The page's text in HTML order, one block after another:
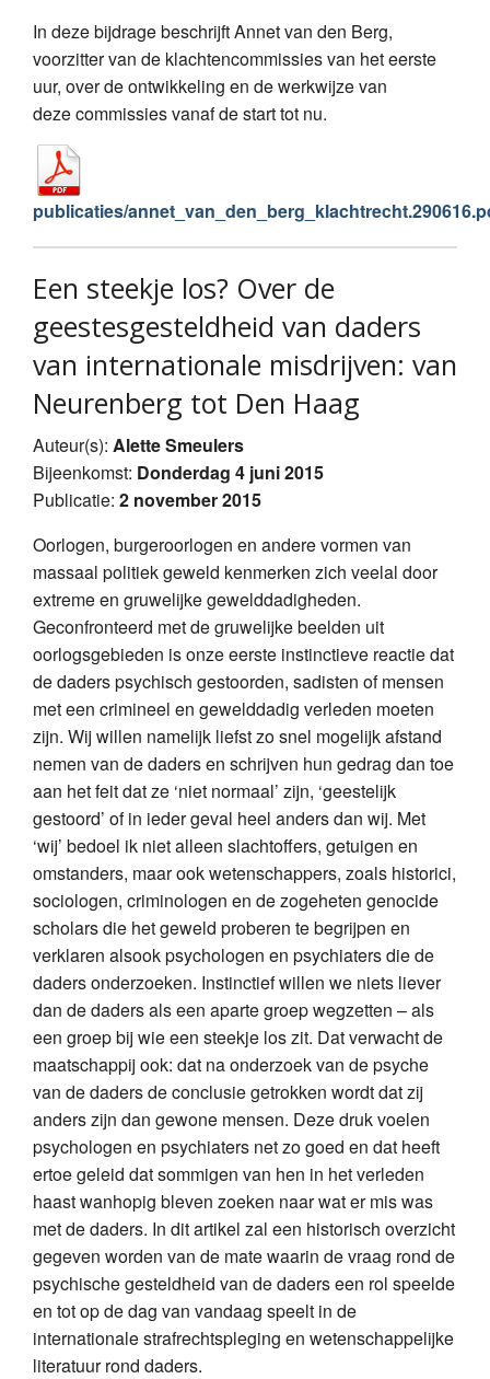
In deze bijdrage beschrijft Annet van den Berg,
voorzitter van de klachtencommissies van het eerste
uur, over de ontwikkeling en de werkwijze van
deze commissies vanaf de start tot nu.
publicaties/
Een steekje los? Over de
geestesgesteldheid van daders
van internationale misdrijven: van
Neurenberg tot Den Haag
Auteur(s): Alette Smeulers
Bijeenkomst: Donderdag 4 juni 2015
Publicatie: 2 november 2015
Oorlogen, burgeroorlogen en andere vormen van
massaal politiek geweld kenmerken zich veelal door
extreme en gruwelijke gewelddadigheden.
Geconfronteerd met de gruwelijke beelden uit
oorlogsgebieden is onze eerste instinctieve reactie dat
de daders psychisch gestoorden, sadisten of mensen
met een crimineel en gewelddadig verleden moeten
zijn. Wij willen namelijk liefst zo snel mogelijk afstand
nemen van de daders en schrijven hun gedrag dan toe
aan het feit dat ze ‘niet normaal’ zijn, ‘geestelijk
gestoord’ of in ieder geval heel anders dan wij. Met
‘wij’ bedoel ik niet alleen slachtoffers, getuigen en
omstanders, maar ook wetenschappers, zoals historici,
sociologen, criminologen en de zogeheten genocide
scholars die het geweld proberen te begrijpen en
verklaren alsook psychologen en psychiaters die de
daders onderzoeken. Instinctief willen we niets liever
dan de daders als een aparte groep wegzetten – als
een groep bij wie een steekje los zit. Dat verwacht de
maatschappij ook: dat na onderzoek van de psyche
van de daders de conclusie getrokken wordt dat zij
anders zijn dan gewone mensen. Deze druk voelen
psychologen en psychiaters net zo goed en dat heeft
ertoe geleid dat sommigen van hen in het verleden
haast wanhopig bleven zoeken naar wat er mis was
met de daders. In dit artikel zal een historisch overzicht
gegeven worden van de mate waarin de vraag rond de
psychische gesteldheid van de daders een rol speelde
en tot op de dag van vandaag speelt in de
internationale strafrechtspleging en wetenschappelijke
literatuur rond daders.